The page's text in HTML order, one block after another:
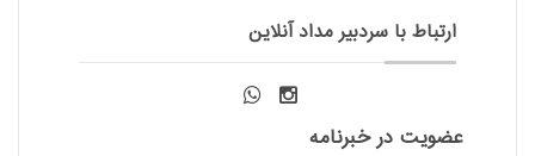
ارتباط با سردبیر مداد آنلاین
عضویت در خبرنامه